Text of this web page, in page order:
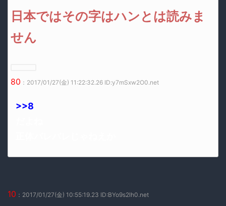
日本ではその字はハンとは読みま
せん
80 ：2017/01/27(金) 11:22:32.26 ID:y7mSxw2O0.net
>>8
10 ：2017/01/27(金) 10:55:19.23 ID:BYo9s2lh0.net